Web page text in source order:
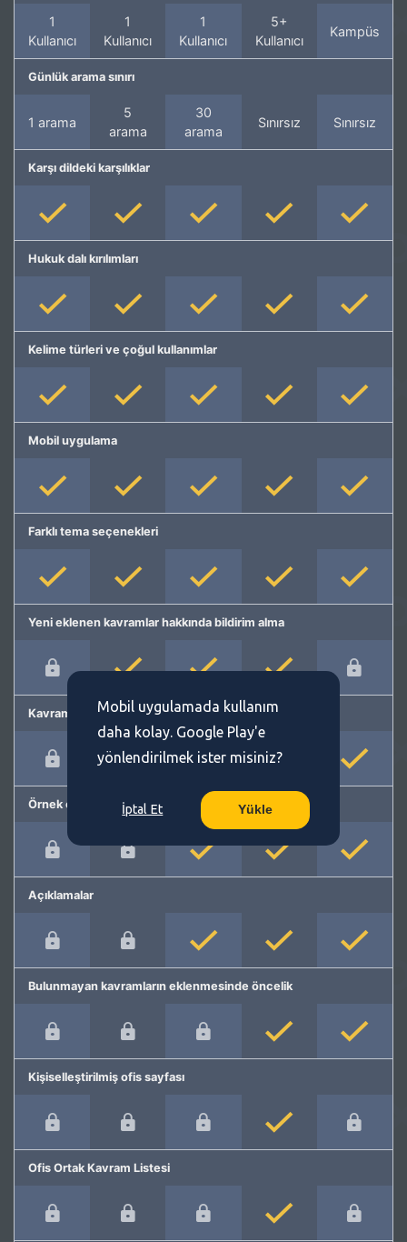
1
Kullanıcı
1
Kullanıcı
1
Kullanıcı
5+
Kullanıcı
Kampüs
Günlük arama sınırı
1 arama
5
arama
30
arama
Sınırsız Sınırsız
Karşı dildeki karşılıklar
Hukuk dalı kırılımları
Kelime türleri ve çoğul kullanımlar
Mobil uygulama
Farklı tema seçenekleri
Yeni eklenen kavramlar hakkında bildirim alma
Kavram önerme
Örnek cümleler
Açıklamalar
Bulunmayan kavramların eklenmesinde öncelik
Kişiselleştirilmiş ofis sayfası
Ofis Ortak Kavram Listesi
Mobil uygulamada kullanım
daha kolay. Google Play'e
yönlendirilmek ister misiniz?
İptal Et Yükle